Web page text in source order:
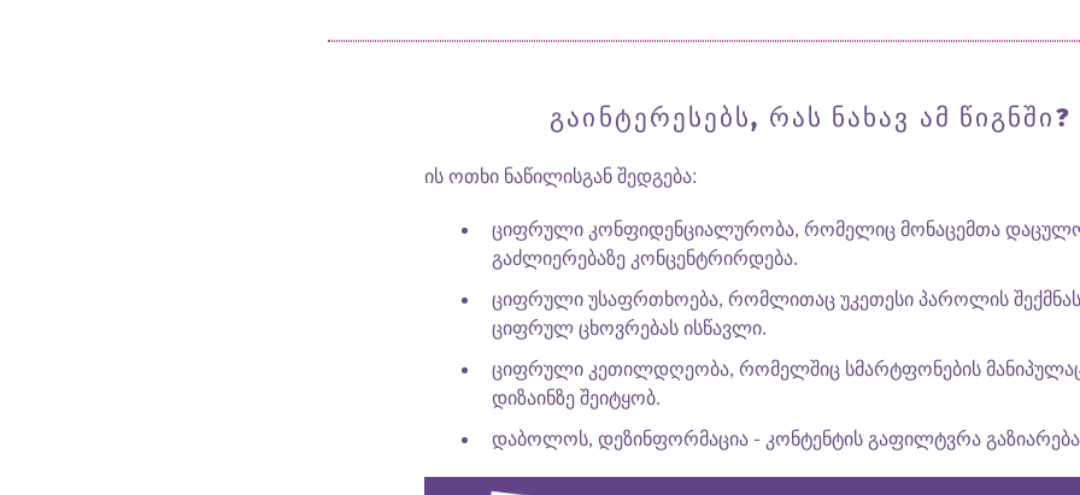
ᲒᲐᲘᲜᲢᲔᲠᲔᲡᲔᲑᲡ, ᲠᲐᲡ ᲜᲐᲮᲐᲕ ᲐᲛ ᲬᲘᲒᲜᲨᲘ?
ის ოთხი ნაწილისგან შედგება:
ციფრული კონფიდენციალურობა, რომელიც მონაცემთა
გაძლიერებაზე კონცენტრირდება.
ციფრული უსაფრთხოება, რომლითაც უკეთესი პაროლის
ციფრულ ცხოვრებას ისწავლი.
ციფრული კეთილდღეობა, რომელშიც სმარტფონების
დიზაინზე შეიტყობ.
დაბოლოს, დეზინფორმაცია - კონტენტის გაფილტვრა